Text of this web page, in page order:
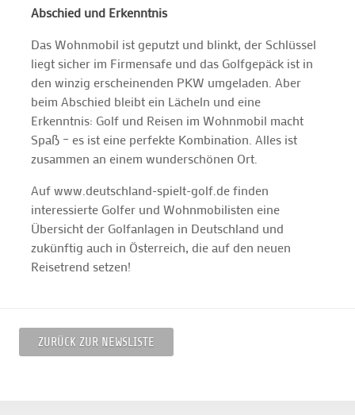
Abschied und Erkenntnis
Das Wohnmobil ist geputzt und blinkt, der Schlüssel
liegt sicher im Firmensafe und das Golfgepäck ist in
den winzig erscheinenden PKW umgeladen. Aber
beim Abschied bleibt ein Lächeln und eine
Erkenntnis: Golf und Reisen im Wohnmobil macht
Spaß – es ist eine perfekte Kombination. Alles ist
zusammen an einem wunderschönen Ort.
Auf www.deutschland-spielt-golf.de finden
interessierte Golfer und Wohnmobilisten eine
Übersicht der Golfanlagen in Deutschland und
zukünftig auch in Österreich, die auf den neuen
Reisetrend setzen!
ZURÜCK ZUR NEWSLISTE